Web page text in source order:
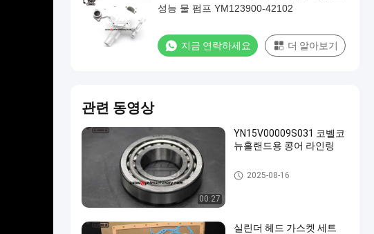
성능 물 펌프 YM123900-42102
지금 연락하세요 더 알아보기
관련 동영상
00:27
YN15V00009S031 코벨코
뉴홀랜드용 콩어 라인링
굴착기 방위
2025-08-16
실린더 헤드 가스켓 세트